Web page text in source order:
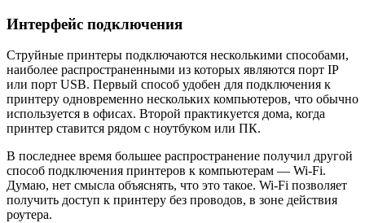
Интерфейс подключения
Струйные принтеры подключаются несколькими способами,
наиболее распространенными из которых являются порт IP
или порт USB. Первый способ удобен для подключения к
принтеру одновременно нескольких компьютеров, что обычно
используется в офисах. Второй практикуется дома, когда
принтер ставится рядом с ноутбуком или ПК.
В последнее время большее распространение получил другой
способ подключения принтеров к компьютерам — Wi-Fi.
Думаю, нет смысла объяснять, что это такое. Wi-Fi позволяет
получить доступ к принтеру без проводов, в зоне действия
роутера.